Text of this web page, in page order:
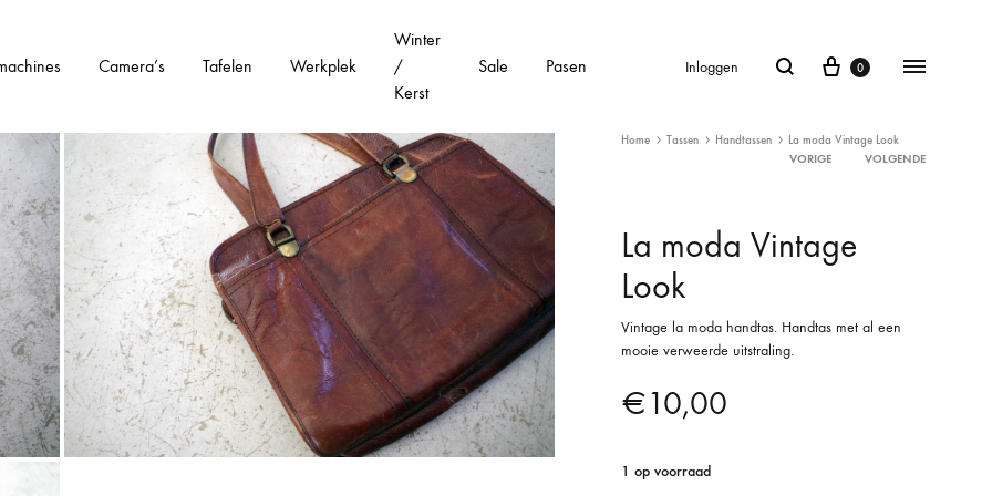
Camera’s Tafelen Werkplek
Winter
/
Kerst
Sale Pasen Inloggen 0
Home Tassen Handtassen La moda Vintage Look
navigation
VORIGE VOLGENDE
La moda Vintage
Look
Vintage la moda handtas. Handtas met al een
mooie verweerde uitstraling.
€10,00
1 op voorraad